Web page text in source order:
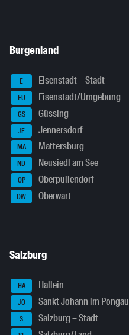
Burgenland
E Eisenstadt – Stadt
EU Eisenstadt/Umgebung
GS Güssing
JE Jennersdorf
MA Mattersburg
ND Neusiedl am See
OP Oberpullendorf
OW Oberwart
Salzburg
HA Hallein
JO Sankt Johann im Pongau
S Salzburg – Stadt